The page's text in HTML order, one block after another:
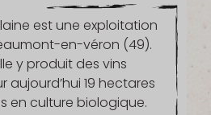
est une exploitation
en-véron (49).
y produit des vins
aujourd’hui 19 hectares
en culture biologique.